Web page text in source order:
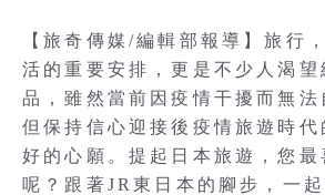
【旅奇傳媒/編輯部報導】旅行
活的重要安排，更是不少人渴望
品，雖然當前因疫情干擾而無法
但保持信心迎接後疫情旅遊時代
好的心願。提起日本旅遊，您最
呢？跟著JR東日本的腳步，一